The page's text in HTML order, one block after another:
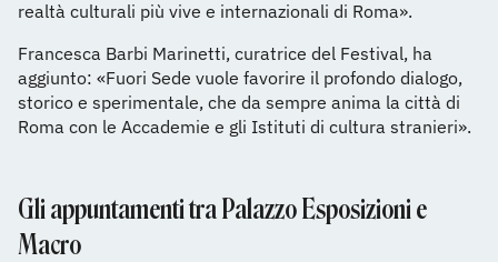
realtà culturali più vive e internazionali di Roma».
Francesca Barbi Marinetti, curatrice del Festival, ha
aggiunto: «Fuori Sede vuole favorire il profondo dialogo,
storico e sperimentale, che da sempre anima la città di
Roma con le Accademie e gli Istituti di cultura stranieri».
Gli appuntamenti tra Palazzo Esposizioni e
Macro